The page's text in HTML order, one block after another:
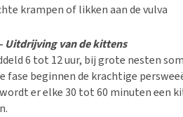
krampen of likken aan de vulva
Uitdrijving van de kittens
6 tot 12 uur, bij grote nesten
fase beginnen de krachtige
er elke 30 tot 60 minuten een